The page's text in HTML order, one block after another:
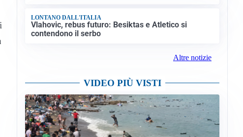
LONTANO DALL'ITALIA
Vlahovic, rebus futuro: Besiktas e Atletico si
contendono il serbo
Altre notizie
VIDEO PIÙ VISTI